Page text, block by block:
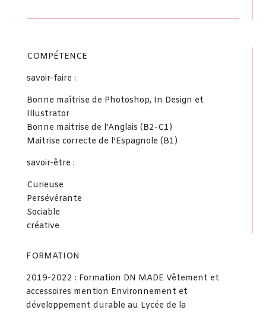
COMPÉTENCE
savoir-faire :
Bonne maîtrise de Photoshop, In Design et
Illustrator
Bonne maitrise de l’Anglais (B2-C1)
Maitrise correcte de l’Espagnole (B1)
savoir-être :
Curieuse
Persévérante
Sociable
créative
FORMATION
2019-2022 : Formation DN MADE Vêtement et
accessoires mention Environnement et
développement durable au Lycée de la